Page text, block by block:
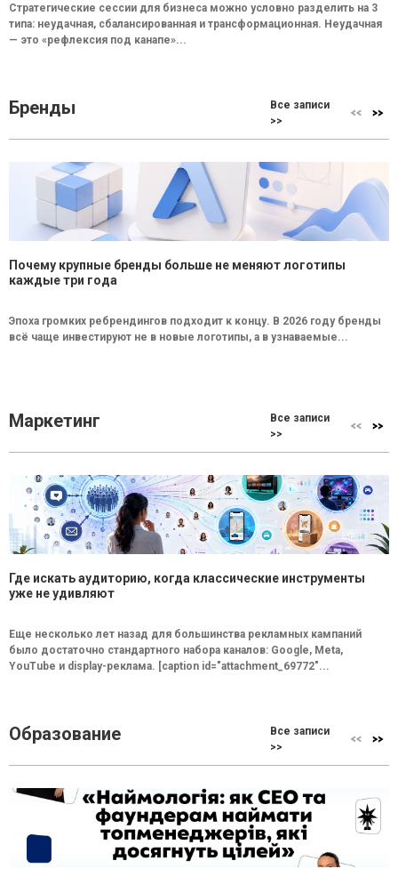
Стратегические сессии для бизнеса можно условно разделить на 3
типа: неудачная, сбалансированная и трансформационная. Неудачная
— это «рефлексия под канапе»...
Бренды
Все записи
>>
Почему крупные бренды больше не меняют логотипы
каждые три года
Эпоха громких ребрендингов подходит к концу. В 2026 году бренды
всё чаще инвестируют не в новые логотипы, а в узнаваемые...
Маркетинг
Все записи
>>
Где искать аудиторию, когда классические инструменты
уже не удивляют
Еще несколько лет назад для большинства рекламных кампаний
было достаточно стандартного набора каналов: Google, Meta,
YouTube и display-реклама. [caption id="attachment_69772"...
Образование
Все записи
>>